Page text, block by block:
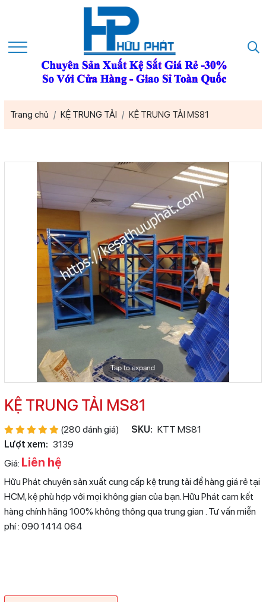
Trang chủ KỆ TRUNG TẢI KỆ TRUNG TẢI MS81
Tap to expand
KỆ TRUNG TẢI MS81
(280 đánh giá) SKU: KTT MS81
Lượt xem: 3139
Giá: Liên hệ
Hữu Phát chuyên sản xuất cung cấp kệ trung tải để hàng giá rẻ tại
HCM, kệ phù hợp với mọi không gian của bạn. Hữu Phát cam kết
hàng chính hãng 100% không thông qua trung gian . Tư vấn miễn
phí : 090 1414 064